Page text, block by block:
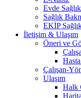
Evde
Sağlık
EKİP
İletişim & Ulaşım
Öneri ve
Çalışan-
Ulaşım
Halk
Harita